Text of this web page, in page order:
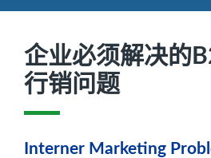
企业必须解决的
行销问题
Interner Marketing